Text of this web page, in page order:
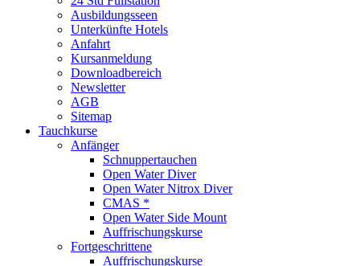
Ausbildungsseen
Unterkünfte Hotels
Anfahrt
Kursanmeldung
Downloadbereich
Newsletter
AGB
Sitemap
Tauchkurse
Anfänger
Schnuppertauchen
Open Water Diver
Open Water Nitrox Diver
CMAS *
Open Water Side Mount
Auffrischungskurse
Fortgeschrittene
Auffrischungskurse